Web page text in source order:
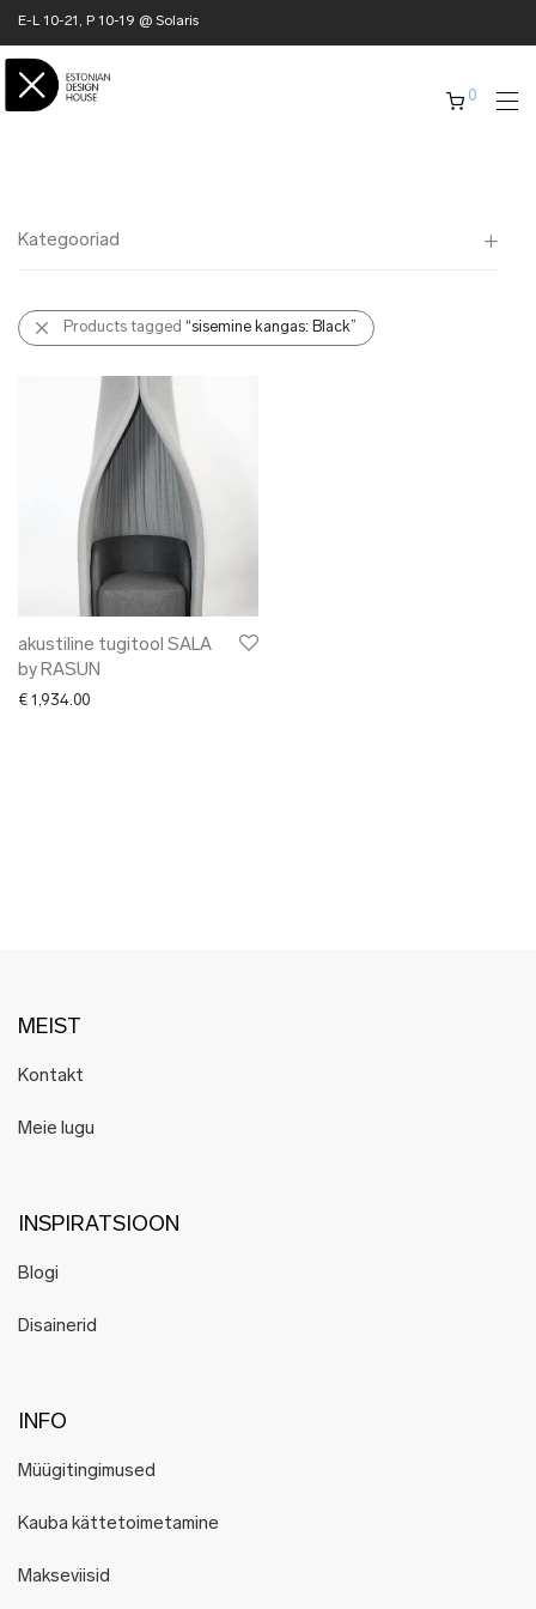
E-L 10-21, P 10-19 @ Solaris
0
Kategooriad
Kõik
✖ KODU
✖ AKSESSUAARID
✖ KINGITUSED
✖ ONLY @ EDH
✖ LÕPUMÜÜK
✖ DISAINERID
Products tagged “sisemine kangas: Black”
akustiline tugitool SALA
by RASUN
€ 1,934.00
MEIST
Kontakt
Meie lugu
INSPIRATSIOON
Blogi
Disainerid
INFO
Müügitingimused
Kauba kättetoimetamine
Makseviisid